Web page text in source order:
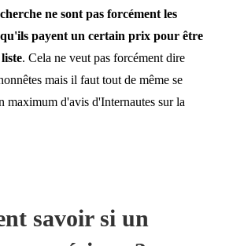
ne sont pas forcément les
payent un certain prix pour être
. Cela ne veut pas forcément dire
mais il faut tout de même se
maximum d'avis d'Internautes sur la
savoir si un